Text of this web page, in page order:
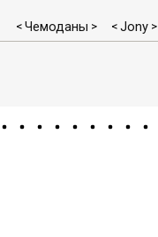
< Чемоданы > < Jony >